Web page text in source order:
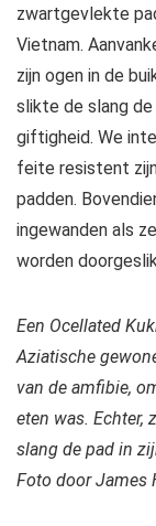
zwartgevlekte
Vietnam.
zijn ogen in de
slikte de slang de
giftigheid. We
feite resistent
padden.
ingewanden als
worden
Een Ocellated
Aziatische
van de amfibie,
eten was. Echter,
slang de pad in
Foto door James